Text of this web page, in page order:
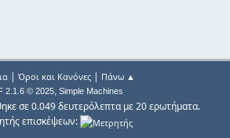
| Όροι και Κανόνες| Πάνω ▲
2.1.6 © 2025, Simple Machines
σε 0.049 δευτερόλεπτα με 20 ερωτήματα.
επισκέψεων: